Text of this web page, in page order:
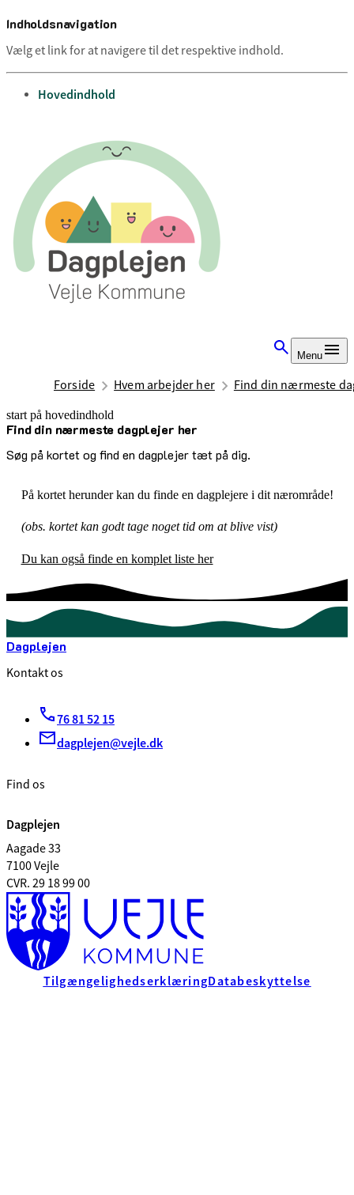
Indholdsnavigation
Vælg et link for at navigere til det respektive indhold.
gå til
Hovedindhold
Menu
Forside Hvem arbejder her Find din nærmeste
start på hovedindhold
Find din nærmeste dagplejer her
Søg på kortet og find en dagplejer tæt på dig.
senest opdateret 22. september 2025
På kortet herunder kan du finde en dagplejere i dit nærområde!
(obs. kortet kan godt tage noget tid om at blive vist)
Du kan også finde en komplet liste her
Dagplejen
Kontakt os
76 81 52 15
dagplejen@vejle.dk
Find os
Dagplejen
Aagade 33
7100 Vejle
CVR. 29 18 99 00
TilgængelighedserklæringDatabeskyttelse